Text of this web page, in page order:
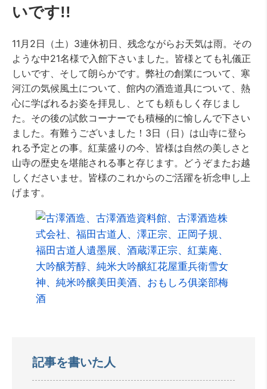
いです!!
11月2日（土）3連休初日、残念ながらお天気は雨。その
ような中21名様で入館下さいました。皆様とても礼儀正
しいです、そして朗らかです。弊社の創業について、寒
河江の気候風土について、館内の酒造道具について、熱
心に学ばれるお姿を拝見し、とても頼もしく存じまし
た。その後の試飲コーナーでも積極的に愉しんで下さい
ました。有難うございました！3日（日）は山寺に登ら
れる予定との事。紅葉盛りの今、皆様は自然の美しさと
山寺の歴史を堪能される事と存じます。どうぞまたお越
しくださいませ。皆様のこれからのご活躍を祈念申し上
げます。
記事を書いた人